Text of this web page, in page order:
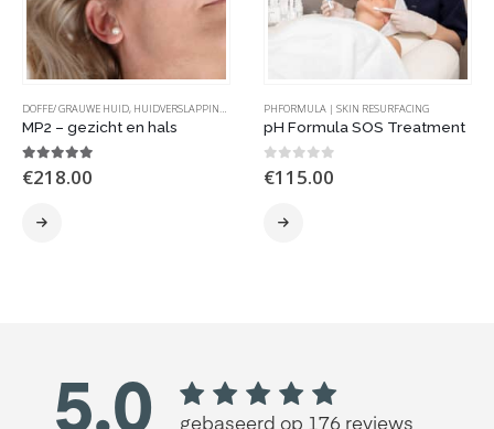
DOFFE/ GRAUWE HUID, HUIDVERSLAPPING INGEVALLEN WANGEN ,KAAKLIJN,KRAAIENPOOTJES
MP2 – gezicht en hals
5.00out of 5
€218.00
PHFORMULA | SKIN RESURFACING
pH Formula SOS Treatment
0out of 5
€115.00